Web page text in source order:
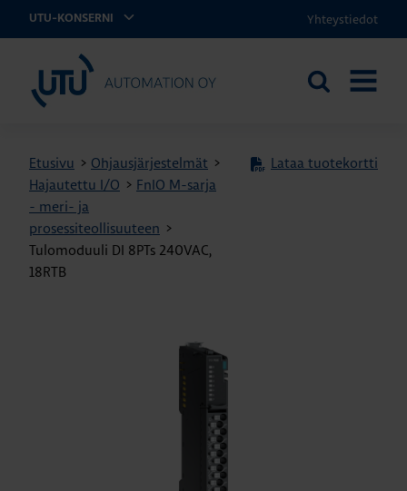
UTU-KONSERNI Yhteystiedot
UTU Automation
Etsi
Etusivu > Ohjausjärjestelmät >
Hajautettu I/O > FnIO M-sarja
- meri- ja
prosessiteollisuuteen >
Tulomoduuli DI 8PTs 240VAC,
18RTB
Lataa tuotekortti